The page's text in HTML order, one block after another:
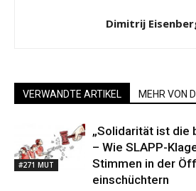
Dimitrij
VERWANDTE ARTIKEL MEHR VON
#271 MUT
„Solidarität ist die
– Wie SLAPP-
Stimmen in der
einschüchtern